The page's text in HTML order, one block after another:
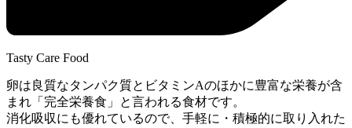
Tasty Care Food
卵は良質なタンパク質とビタミンAのほかに豊富な栄養が含
まれ「完全栄養食」と言われる食材です。
消化吸収にも優れているので、手軽に・積極的に取り入れた